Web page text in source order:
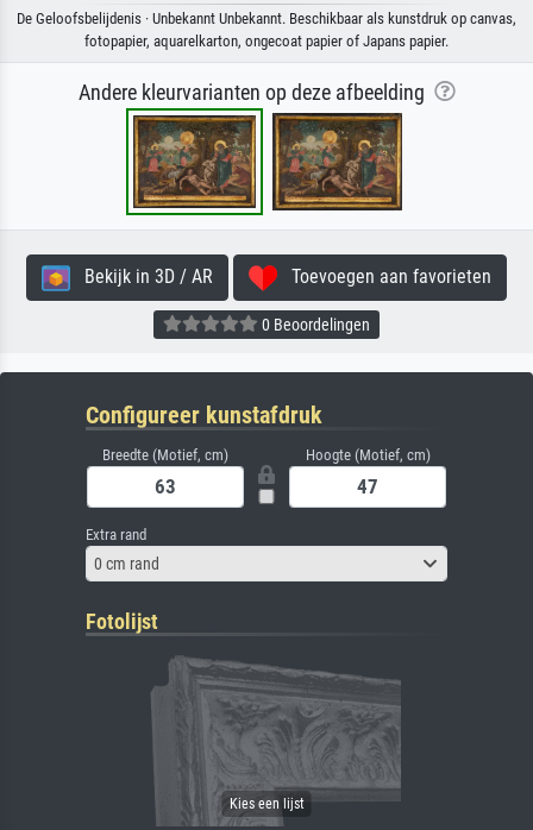
De Geloofsbelijdenis · Unbekannt Unbekannt. Beschikbaar als kunstdruk op canvas,
fotopapier, aquarelkarton, ongecoat papier of Japans papier.
Andere kleurvarianten op deze afbeelding
Bekijk in 3D / AR Toevoegen aan favorieten
0 Beoordelingen
Configureer kunstafdruk
Breedte (Motief, cm) Hoogte (Motief, cm)
Extra rand
0 cm rand
Fotolijst